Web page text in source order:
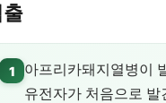
1
아프리카돼지열병이
유전자가 처음으로 발